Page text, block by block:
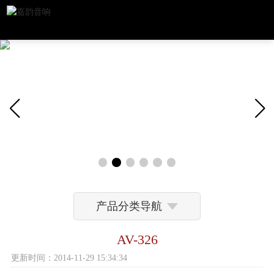
产品分类导航
AV-326
更新时间：2014-11-29 15:34:34